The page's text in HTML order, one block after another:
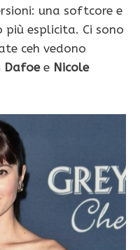
una softcore e
più esplicita. Ci sono
ceh vedono
Dafoee Nicole